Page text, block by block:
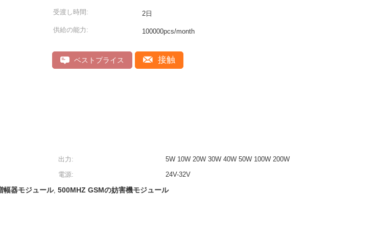
受渡し時間: 2日
供給の能力: 100000pcs/month
ベストプライス 接触
出力:
5W 10W 20W 30W 40W 50W 100W 200W
電源:
24V-32V
幅器モジュール, 500MHZ GSMの妨害機モジュール